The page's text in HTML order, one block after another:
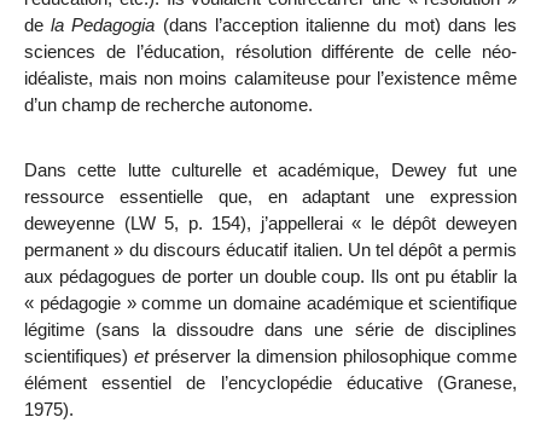
dela Pedagogia (dans l’acception italienne du mot) dans les
sciences de l’éducation, résolution différente de celle néo-
idéaliste, mais non moins calamiteuse pour l’existence même
d’un champ de recherche autonome.
Dans cette lutte culturelle et académique, Dewey fut une
ressource essentielle que, en adaptant une expression
deweyenne (LW 5, p. 154), j’appellerai « le dépôt deweyen
permanent » du discours éducatif italien. Un tel dépôt a permis
aux pédagogues de porter un double coup. Ils ont pu établir la
« pédagogie » comme un domaine académique et scientifique
légitime (sans la dissoudre dans une série de disciplines
scientifiques) et préserver la dimension philosophique comme
élément essentiel de l’encyclopédie éducative (Granese,
1975).